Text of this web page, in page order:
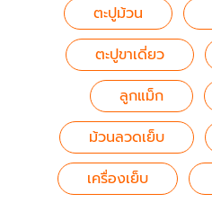
ตะปูม้วน
ตะปูขาเดี่ยว
ลูกแม็ก
ม้วนลวดเย็บ
เครื่องเย็บ